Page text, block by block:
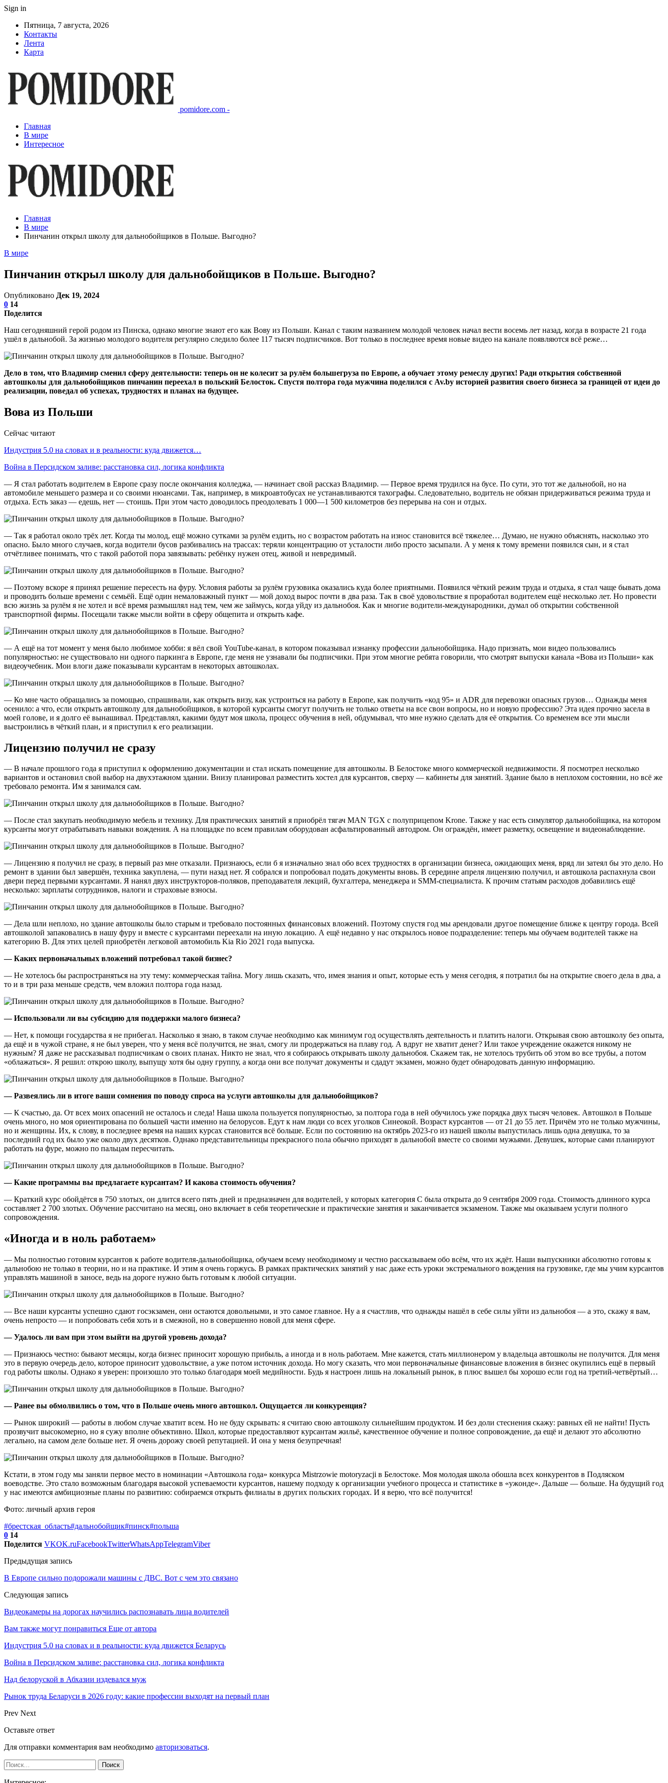
Sign in
Пятница, 7 августа, 2026
Контакты
Лента
Карта
pomidore.com -
Главная
В мире
Интересное
Главная
В мире
Пинчанин открыл школу для дальнобойщиков в Польше. Выгодно?
В мире
Пинчанин открыл школу для дальнобойщиков в Польше. Выгодно?
Опубликовано Дек 19, 2024
0 14
Поделится
Наш сегодняшний герой родом из Пинска, однако многие знают его как Вову из Польши. Канал с таким названием молодой человек начал вести восемь лет назад, когда в возрасте 21 года
ушёл в дальнобой. За жизнью молодого водителя регулярно следило более 117 тысяч подписчиков. Вот только в последнее время новые видео на канале появляются всё реже…
Дело в том, что Владимир сменил сферу деятельности: теперь он не колесит за рулём большегруза по Европе, а обучает этому ремеслу других! Ради открытия собственной
автошколы для дальнобойщиков пинчанин переехал в польский Белосток. Спустя полтора года мужчина поделился с Av.by историей развития своего бизнеса за границей от идеи до
реализации, поведал об успехах, трудностях и планах на будущее.
Вова из Польши
Сейчас читают
Индустрия 5.0 на словах и в реальности: куда движется…
Война в Персидском заливе: расстановка сил, логика конфликта
— Я стал работать водителем в Европе сразу после окончания колледжа, — начинает свой рассказ Владимир. — Первое время трудился на бусе. По сути, это тот же дальнобой, но на
автомобиле меньшего размера и со своими нюансами. Так, например, в микроавтобусах не устанавливаются тахографы. Следовательно, водитель не обязан придерживаться режима труда и
отдыха. Есть заказ — едешь, нет — стоишь. При этом часто доводилось преодолевать 1 000—1 500 километров без перерыва на сон и отдых.
— Так я работал около трёх лет. Когда ты молод, ещё можно сутками за рулём ездить, но с возрастом работать на износ становится всё тяжелее… Думаю, не нужно объяснять, насколько это
опасно. Было много случаев, когда водители бусов разбивались на трассах: теряли концентрацию от усталости либо просто засыпали. А у меня к тому времени появился сын, и я стал
отчётливее понимать, что с такой работой пора завязывать: ребёнку нужен отец, живой и невредимый.
— Поэтому вскоре я принял решение пересесть на фуру. Условия работы за рулём грузовика оказались куда более приятными. Появился чёткий режим труда и отдыха, я стал чаще бывать дома
и проводить больше времени с семьёй. Ещё один немаловажный пункт — мой доход вырос почти в два раза. Так в своё удовольствие я проработал водителем ещё несколько лет. Но провести
всю жизнь за рулём я не хотел и всё время размышлял над тем, чем же займусь, когда уйду из дальнобоя. Как и многие водители-международники, думал об открытии собственной
транспортной фирмы. Посещали также мысли войти в сферу общепита и открыть кафе.
— А ещё на тот момент у меня было любимое хобби: я вёл свой YouTube-канал, в котором показывал изнанку профессии дальнобойщика. Надо признать, мои видео пользовались
популярностью: не существовало ни одного паркинга в Европе, где меня не узнавали бы подписчики. При этом многие ребята говорили, что смотрят выпуски канала «Вова из Польши» как
видеоучебник. Мои влоги даже показывали курсантам в некоторых автошколах.
— Ко мне часто обращались за помощью, спрашивали, как открыть визу, как устроиться на работу в Европе, как получить «код 95» и ADR для перевозки опасных грузов… Однажды меня
осенило: а что, если открыть автошколу для дальнобойщиков, в которой курсанты смогут получить не только ответы на все свои вопросы, но и новую профессию? Эта идея прочно засела в
моей голове, и я долго её вынашивал. Представлял, какими будут моя школа, процесс обучения в ней, обдумывал, что мне нужно сделать для её открытия. Со временем все эти мысли
выстроились в чёткий план, и я приступил к его реализации.
Лицензию получил не сразу
— В начале прошлого года я приступил к оформлению документации и стал искать помещение для автошколы. В Белостоке много коммерческой недвижимости. Я посмотрел несколько
вариантов и остановил свой выбор на двухэтажном здании. Внизу планировал разместить хостел для курсантов, сверху — кабинеты для занятий. Здание было в неплохом состоянии, но всё же
требовало ремонта. Им я занимался сам.
— После стал закупать необходимую мебель и технику. Для практических занятий я приобрёл тягач MAN TGX c полуприцепом Krone. Также у нас есть симулятор дальнобойщика, на котором
курсанты могут отрабатывать навыки вождения. А на площадке по всем правилам оборудован асфальтированный автодром. Он ограждён, имеет разметку, освещение и видеонаблюдение.
— Лицензию я получил не сразу, в первый раз мне отказали. Признаюсь, если б я изначально знал обо всех трудностях в организации бизнеса, ожидающих меня, вряд ли затеял бы это дело. Но
ремонт в здании был завершён, техника закуплена, — пути назад нет. Я собрался и попробовал подать документы вновь. В середине апреля лицензию получил, и автошкола распахнула свои
двери перед первыми курсантами. Я нанял двух инструкторов-поляков, преподавателя лекций, бухгалтера, менеджера и SММ-специалиста. К прочим статьям расходов добавились ещё
несколько: зарплаты сотрудников, налоги и страховые взносы.
— Дела шли неплохо, но здание автошколы было старым и требовало постоянных финансовых вложений. Поэтому спустя год мы арендовали другое помещение ближе к центру города. Всей
автошколой запаковались в нашу фуру и вместе с курсантами переехали на иную локацию. А ещё недавно у нас открылось новое подразделение: теперь мы обучаем водителей также на
категорию В. Для этих целей приобретён легковой автомобиль Kia Rio 2021 года выпуска.
— Каких первоначальных вложений потребовал такой бизнес?
— Не хотелось бы распространяться на эту тему: коммерческая тайна. Могу лишь сказать, что, имея знания и опыт, которые есть у меня сегодня, я потратил бы на открытие своего дела в два, а
то и в три раза меньше средств, чем вложил полтора года назад.
— Использовали ли вы субсидию для поддержки малого бизнеса?
— Нет, к помощи государства я не прибегал. Насколько я знаю, в таком случае необходимо как минимум год осуществлять деятельность и платить налоги. Открывая свою автошколу без опыта,
да ещё и в чужой стране, я не был уверен, что у меня всё получится, не знал, смогу ли продержаться на плаву год. А вдруг не хватит денег? Или такое учреждение окажется никому не
нужным? Я даже не рассказывал подписчикам о своих планах. Никто не знал, что я собираюсь открывать школу дальнобоя. Скажем так, не хотелось трубить об этом во все трубы, а потом
«облажаться». Я решил: открою школу, выпущу хотя бы одну группу, а когда они все получат документы и сдадут экзамен, можно будет обнародовать данную информацию.
— Развеялись ли в итоге ваши сомнения по поводу спроса на услуги автошколы для дальнобойщиков?
— К счастью, да. От всех моих опасений не осталось и следа! Наша школа пользуется популярностью, за полтора года в ней обучилось уже порядка двух тысяч человек. Автошкол в Польше
очень много, но моя ориентирована по большей части именно на белорусов. Едут к нам люди со всех уголков Синеокой. Возраст курсантов — от 21 до 55 лет. Причём это не только мужчины,
но и женщины. Их, к слову, в последнее время на наших курсах становится всё больше. Если по состоянию на октябрь 2023-го из нашей школы выпустилась лишь одна девушка, то за
последний год их было уже около двух десятков. Однако представительницы прекрасного пола обычно приходят в дальнобой вместе со своими мужьями. Девушек, которые сами планируют
работать на фуре, можно по пальцам пересчитать.
— Какие программы вы предлагаете курсантам? И какова стоимость обучения?
— Краткий курс обойдётся в 750 злотых, он длится всего пять дней и предназначен для водителей, у которых категория С была открыта до 9 сентября 2009 года. Стоимость длинного курса
составляет 2 700 злотых. Обучение рассчитано на месяц, оно включает в себя теоретические и практические занятия и заканчивается экзаменом. Также мы оказываем услуги полного
сопровождения.
«Иногда и в ноль работаем»
— Мы полностью готовим курсантов к работе водителя-дальнобойщика, обучаем всему необходимому и честно рассказываем обо всём, что их ждёт. Наши выпускники абсолютно готовы к
дальнобою не только в теории, но и на практике. И этим я очень горжусь. В рамках практических занятий у нас даже есть уроки экстремального вождения на грузовике, где мы учим курсантов
управлять машиной в заносе, ведь на дороге нужно быть готовым к любой ситуации.
— Все наши курсанты успешно сдают госэкзамен, они остаются довольными, и это самое главное. Ну а я счастлив, что однажды нашёл в себе силы уйти из дальнобоя — а это, скажу я вам,
очень непросто — и попробовать себя хоть и в смежной, но в совершенно новой для меня сфере.
— Удалось ли вам при этом выйти на другой уровень дохода?
— Признаюсь честно: бывают месяцы, когда бизнес приносит хорошую прибыль, а иногда и в ноль работаем. Мне кажется, стать миллионером у владельца автошколы не получится. Для меня
это в первую очередь дело, которое приносит удовольствие, а уже потом источник дохода. Но могу сказать, что мои первоначальные финансовые вложения в бизнес окупились ещё в первый
год работы школы. Однако я уверен: произошло это только благодаря моей медийности. Будь я настроен лишь на локальный рынок, в плюс вышел бы хорошо если год на третий-четвёртый…
— Ранее вы обмолвились о том, что в Польше очень много автошкол. Ощущается ли конкуренция?
— Рынок широкий — работы в любом случае хватит всем. Но не буду скрывать: я считаю свою автошколу сильнейшим продуктом. И без доли стеснения скажу: равных ей не найти! Пусть
прозвучит высокомерно, но я сужу вполне объективно. Школ, которые предоставляют курсантам жильё, качественное обучение и полное сопровождение, да ещё и делают это абсолютно
легально, на самом деле больше нет. Я очень дорожу своей репутацией. И она у меня безупречная!
Кстати, в этом году мы заняли первое место в номинации «Автошкола года» конкурса Mistrzowie motoryzacji в Белостоке. Моя молодая школа обошла всех конкурентов в Подляском
воеводстве. Это стало возможным благодаря высокой успеваемости курсантов, нашему подходу к организации учебного процесса и статистике в «ужонде». Дальше — больше. На будущий год
у нас имеются амбициозные планы по развитию: собираемся открыть филиалы в других польских городах. И я верю, что всё получится!
Фото: личный архив героя
#брестская_область#дальнобойщик#пинск#польша
0 14
Поделится VKOK.ruFacebookTwitterWhatsAppTelegramViber
Предыдущая запись
В Европе сильно подорожали машины с ДВС. Вот с чем это связано
Следующая запись
Видеокамеры на дорогах научились распознавать лица водителей
Вам также могут понравиться Еще от автора
Индустрия 5.0 на словах и в реальности: куда движется Беларусь
Война в Персидском заливе: расстановка сил, логика конфликта
Над белоруской в Абхазии издевался муж
Рынок труда Беларуси в 2026 году: какие профессии выходят на первый план
Prev Next
Оставьте ответ
Для отправки комментария вам необходимо авторизоваться.